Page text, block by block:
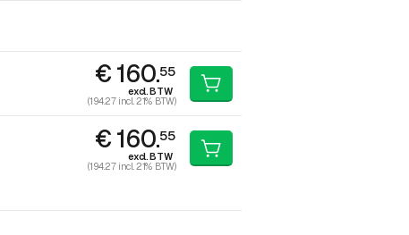
€ 160.55
excl. BTW
(194.27 incl. 21% BTW)
€ 160.55
excl. BTW
(194.27 incl. 21% BTW)